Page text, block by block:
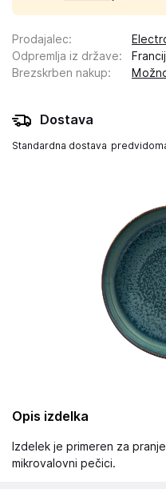
Opis izdelka
Izdelek je primeren za
mikrovalovni pečici.
Prodajalec:
Odpremlja iz države:
Brezskrben nakup:
Dostava
Standardna dostava